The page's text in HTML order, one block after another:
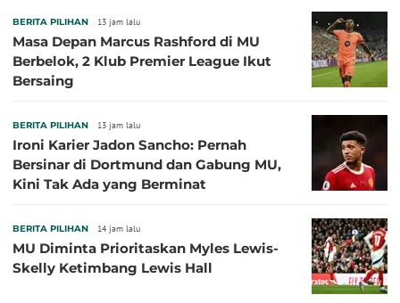
BERITA PILIHAN 13 jam lalu
Masa Depan Marcus Rashford di MU
Berbelok, 2 Klub Premier League Ikut
Bersaing
BERITA PILIHAN 13 jam lalu
Ironi Karier Jadon Sancho: Pernah
Bersinar di Dortmund dan Gabung MU,
Kini Tak Ada yang Berminat
BERITA PILIHAN 14 jam lalu
MU Diminta Prioritaskan Myles Lewis-
Skelly Ketimbang Lewis Hall